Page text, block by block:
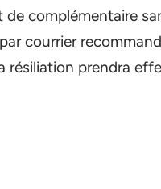
complémentaire
courrier
prendra